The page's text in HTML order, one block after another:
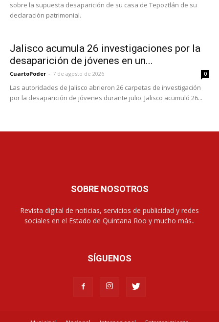
sobre la supuesta desaparición de su casa de Tepoztlán de su
declaración patrimonial.
Jalisco acumula 26 investigaciones por la
desaparición de jóvenes en un...
CuartoPoder - 7 de agosto de 2026 0
Las autoridades de Jalisco abrieron 26 carpetas de investigación
por la desaparición de jóvenes durante julio. Jalisco acumuló 26...
SOBRE NOSOTROS
Revista digital de noticias, servicios de publicidad y redes
sociales en el Estado de Quintana Roo y mucho más..
SÍGUENOS